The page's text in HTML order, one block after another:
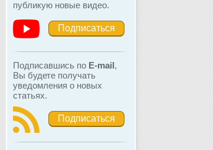
публикую новые видео.
Подписаться
Подписавшись по E-mail,
Вы будете получать
уведомления о новых
статьях.
Подписаться